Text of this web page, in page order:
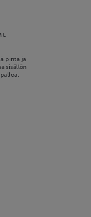
pinta ja
sisällön